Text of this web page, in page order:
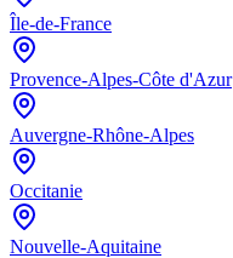
Île-de-France
Provence-Alpes-Côte d'Azur
Auvergne-Rhône-Alpes
Occitanie
Nouvelle-Aquitaine